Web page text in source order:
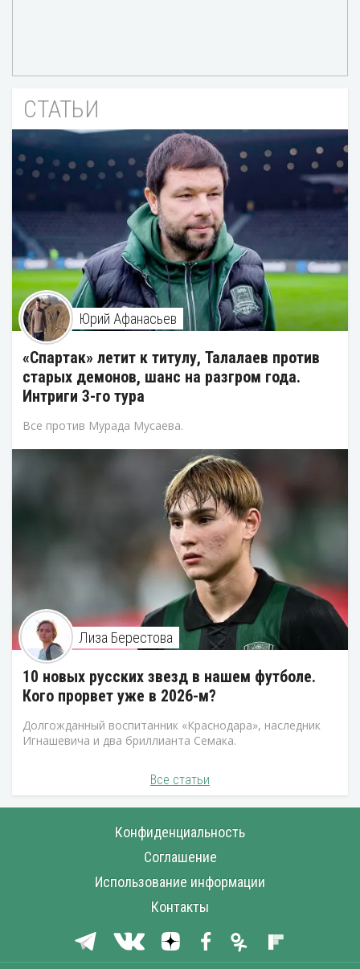
СТАТЬИ
Юрий Афанасьев
«Спартак» летит к титулу, Талалаев против
старых демонов, шанс на разгром года.
Интриги 3-го тура
Все против Мурада Мусаева.
Лиза Берестова
10 новых русских звезд в нашем футболе.
Кого прорвет уже в 2026-м?
Долгожданный воспитанник «Краснодара», наследник
Игнашевича и два бриллианта Семака.
Все статьи
Конфиденциальность
Соглашение
Использование информации
Контакты